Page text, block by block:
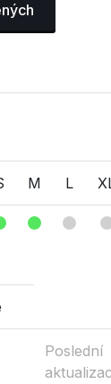
M L
Poslední